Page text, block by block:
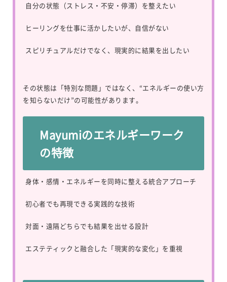
自分の状態（ストレス・不安・停滞）を整えたい
ヒーリングを仕事に活かしたいが、自信がない
スピリチュアルだけでなく、現実的に結果を出したい
その状態は「特別な問題」ではなく、“エネルギーの使い方
を知らないだけ”の可能性があります。
Mayumiのエネルギーワーク
の特徴
身体・感情・エネルギーを同時に整える統合アプローチ
初心者でも再現できる実践的な技術
対面・遠隔どちらでも結果を出せる設計
エステティックと融合した「現実的な変化」を重視